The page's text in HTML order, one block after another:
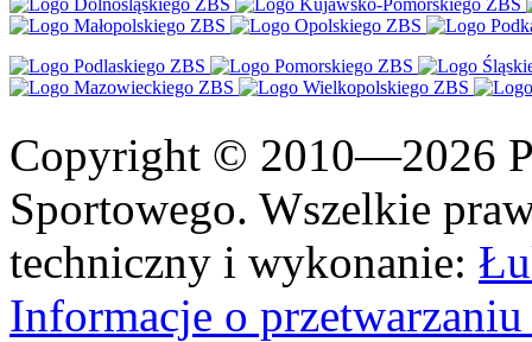
Copyright © 2010—2026
Sportowego. Wszelkie
techniczny i wykonanie:
Informacje o